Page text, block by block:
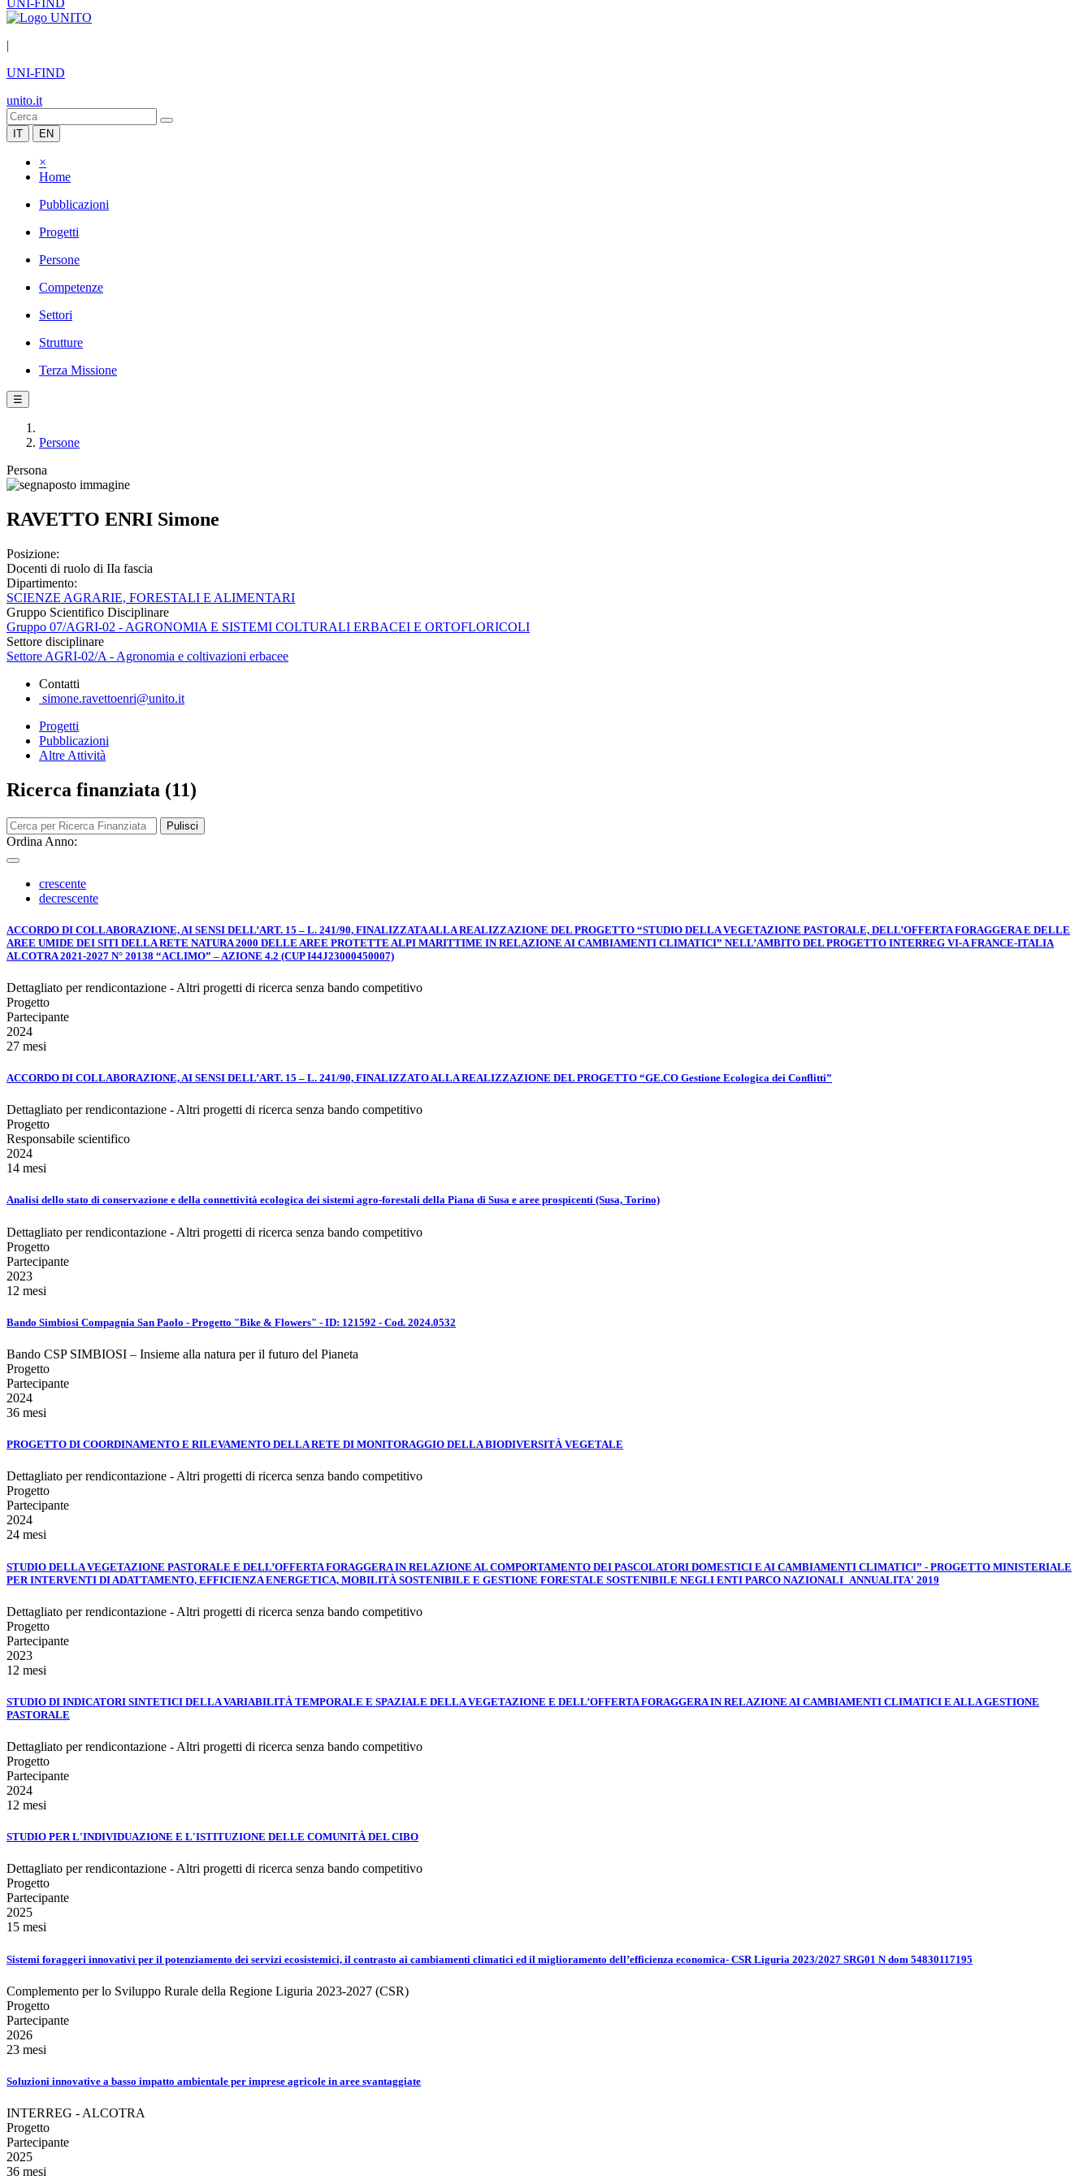
UNI-FIND
|
UNI-FIND
unito.it
IT EN
×
Home
Pubblicazioni
Progetti
Persone
Competenze
Settori
Strutture
Terza Missione
☰
Persone
Persona
RAVETTO ENRI Simone
Posizione:
Docenti di ruolo di IIa fascia
Dipartimento:
SCIENZE AGRARIE, FORESTALI E ALIMENTARI
Gruppo Scientifico Disciplinare
Gruppo 07/AGRI-02 - AGRONOMIA E SISTEMI COLTURALI ERBACEI E ORTOFLORICOLI
Settore disciplinare
Settore AGRI-02/A - Agronomia e coltivazioni erbacee
Contatti
simone.ravettoenri@unito.it
Progetti
Pubblicazioni
Altre Attività
Ricerca finanziata (11)
Pulisci
Ordina Anno:
crescente
decrescente
ACCORDO DI COLLABORAZIONE, AI SENSI DELL’ART. 15 – L. 241/90, FINALIZZATA ALLA REALIZZAZIONE DEL PROGETTO “STUDIO DELLA VEGETAZIONE PASTORALE, DELL’OFFERTA FORAGGERA E DELLE
AREE UMIDE DEI SITI DELLA RETE NATURA 2000 DELLE AREE PROTETTE ALPI MARITTIME IN RELAZIONE AI CAMBIAMENTI CLIMATICI” NELL’AMBITO DEL PROGETTO INTERREG VI-A FRANCE-ITALIA
ALCOTRA 2021-2027 N° 20138 “ACLIMO” – AZIONE 4.2 (CUP I44J23000450007)
Dettagliato per rendicontazione - Altri progetti di ricerca senza bando competitivo
Progetto
Partecipante
2024
27 mesi
ACCORDO DI COLLABORAZIONE, AI SENSI DELL’ART. 15 – L. 241/90, FINALIZZATO ALLA REALIZZAZIONE DEL PROGETTO “GE.CO Gestione Ecologica dei Conflitti”
Dettagliato per rendicontazione - Altri progetti di ricerca senza bando competitivo
Progetto
Responsabile scientifico
2024
14 mesi
Analisi dello stato di conservazione e della connettività ecologica dei sistemi agro-forestali della Piana di Susa e aree prospicenti (Susa, Torino)
Dettagliato per rendicontazione - Altri progetti di ricerca senza bando competitivo
Progetto
Partecipante
2023
12 mesi
Bando Simbiosi Compagnia San Paolo - Progetto "Bike & Flowers" - ID: 121592 - Cod. 2024.0532
Bando CSP SIMBIOSI – Insieme alla natura per il futuro del Pianeta
Progetto
Partecipante
2024
36 mesi
PROGETTO DI COORDINAMENTO E RILEVAMENTO DELLA RETE DI MONITORAGGIO DELLA BIODIVERSITÀ VEGETALE
Dettagliato per rendicontazione - Altri progetti di ricerca senza bando competitivo
Progetto
Partecipante
2024
24 mesi
STUDIO DELLA VEGETAZIONE PASTORALE E DELL’OFFERTA FORAGGERA IN RELAZIONE AL COMPORTAMENTO DEI PASCOLATORI DOMESTICI E AI CAMBIAMENTI CLIMATICI” - PROGETTO MINISTERIALE
PER INTERVENTI DI ADATTAMENTO, EFFICIENZA ENERGETICA, MOBILITÀ SOSTENIBILE E GESTIONE FORESTALE SOSTENIBILE NEGLI ENTI PARCO NAZIONALI_ANNUALITA' 2019
Dettagliato per rendicontazione - Altri progetti di ricerca senza bando competitivo
Progetto
Partecipante
2023
12 mesi
STUDIO DI INDICATORI SINTETICI DELLA VARIABILITÀ TEMPORALE E SPAZIALE DELLA VEGETAZIONE E DELL’OFFERTA FORAGGERA IN RELAZIONE AI CAMBIAMENTI CLIMATICI E ALLA GESTIONE
PASTORALE
Dettagliato per rendicontazione - Altri progetti di ricerca senza bando competitivo
Progetto
Partecipante
2024
12 mesi
STUDIO PER L'INDIVIDUAZIONE E L'ISTITUZIONE DELLE COMUNITÀ DEL CIBO
Dettagliato per rendicontazione - Altri progetti di ricerca senza bando competitivo
Progetto
Partecipante
2025
15 mesi
Sistemi foraggeri innovativi per il potenziamento dei servizi ecosistemici, il contrasto ai cambiamenti climatici ed il miglioramento dell’efficienza economica- CSR Liguria 2023/2027 SRG01 N dom 54830117195
Complemento per lo Sviluppo Rurale della Regione Liguria 2023-2027 (CSR)
Progetto
Partecipante
2026
23 mesi
Soluzioni innovative a basso impatto ambientale per imprese agricole in aree svantaggiate
INTERREG - ALCOTRA
Progetto
Partecipante
2025
36 mesi